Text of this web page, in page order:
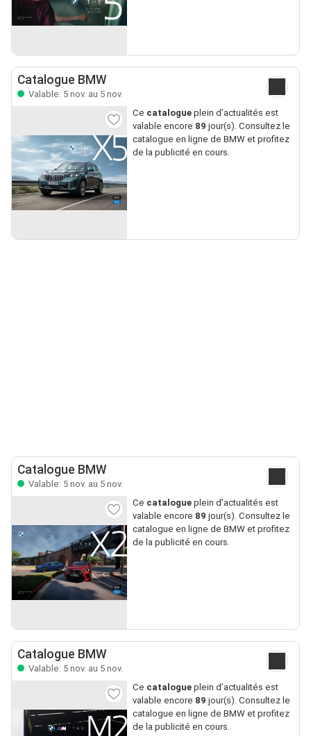
Catalogue BMW
Valable: 5 nov. au 5 nov.
Ce catalogueplein d’actualités est
valable encore 89 jour(s). Consultez le
catalogue en ligne de BMW et profitez
de la publicité en cours.
Catalogue BMW
Valable: 5 nov. au 5 nov.
Ce catalogueplein d’actualités est
valable encore 89 jour(s). Consultez le
catalogue en ligne de BMW et profitez
de la publicité en cours.
Catalogue BMW
Valable: 5 nov. au 5 nov.
Ce catalogueplein d’actualités est
valable encore 89 jour(s). Consultez le
catalogue en ligne de BMW et profitez
de la publicité en cours.